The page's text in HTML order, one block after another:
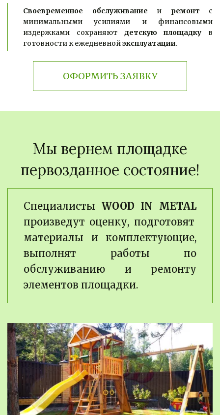
Своевременное обслуживание и ремонт с
минимальными усилиями и финансовыми
издержками сохраняют детскую площадку в
готовности к ежедневнойэксплуатации.
ОФОРМИТЬ ЗАЯВКУ
Мы вернем площадке
первозданное состояние!
Cпециалисты WOOD IN METAL
произведут оценку, подготовят
материалы и комплектующие,
выполнят работы по
обслуживанию и ремонту
элементов площадки.